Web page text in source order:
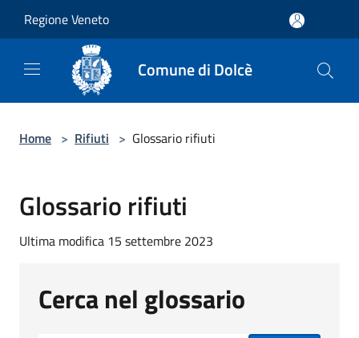
Regione Veneto
Comune di Dolcè
Home > Rifiuti > Glossario rifiuti
Glossario rifiuti
Ultima modifica 15 settembre 2023
Cerca nel glossario